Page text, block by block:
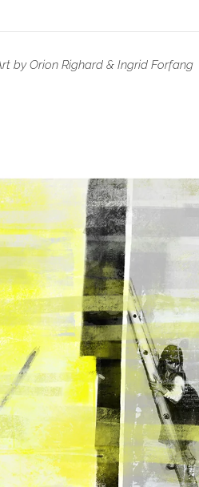
by Orion Righard & Ingrid Forfang